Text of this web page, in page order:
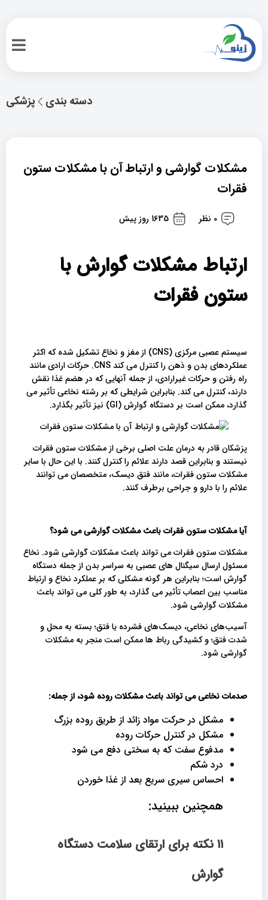
پزشکی دسته بندی
مشکلات گوارشی و ارتباط آن با مشکلات ستون
فقرات
0 نظر 1635 روز پیش
ارتباط مشکلات گوارش با
ستون فقرات
سیستم عصبی مرکزی (CNS) از مغز و نخاع تشکیل شده که اکثر
عملکردهای بدن و ذهن را کنترل می کند CNS. حرکات ارادی مانند
راه رفتن و حرکات غیرارادی، از جمله آنهایی که در هضم غذا نقش
دارند، کنترل می کند. بنابراین شرایطی که بر رشته نخاعی تأثیر می
گذارد، ممکن است بر دستگاه گوارش (GI) نیز تأثیر بگذارد.
پزشکان قادر به درمان علت اصلی برخی از مشکلات ستون فقرات
نیستند و بنابراین قصد دارند علائم را کنترل کنند. با این حال با سایر
مشکلات ستون فقرات، مانند فتق دیسک، متخصصان می توانند
علائم را با دارو و جراحی برطرف کنند.
آیا مشکلات ستون فقرات باعث مشکلات گوارشی می شود؟
مشکلات ستون فقرات می تواند باعث مشکلات گوارشی شود. نخاع
مسئول ارسال سیگنال های عصبی به سراسر بدن از جمله دستگاه
گوارش است؛ بنابراین هر گونه مشکلی که بر عملکرد نخاع و ارتباط
مناسب بین اعصاب تأثیر می گذارد، به طور کلی می تواند باعث
مشکلات گوارشی شود.
آسیب‌های نخاعی، دیسک‌های فشرده یا فتق؛ بسته به محل و
شدت فتق؛ و کشیدگی رباط‌ ها ممکن است منجر به مشکلات
گوارشی شود.
صدمات نخاعی می تواند باعث مشکلات روده شود، از جمله:
مشکل در حرکت مواد زائد از طریق روده بزرگ
مشکل در کنترل حرکات روده
مدفوع سفت که به سختی دفع می شود
درد شکم
احساس سیری سریع بعد از غذا خوردن
همچنین ببینید:
۱۱ نکته برای ارتقای سلامت دستگاه
گوارش